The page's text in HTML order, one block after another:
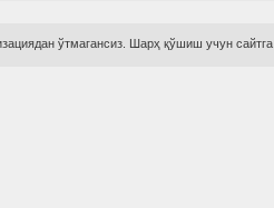
ўтмагансиз. Шарҳ қўшиш учун сайтга